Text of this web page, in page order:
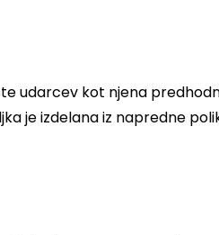
udarcev kot njena
je izdelana iz napredne